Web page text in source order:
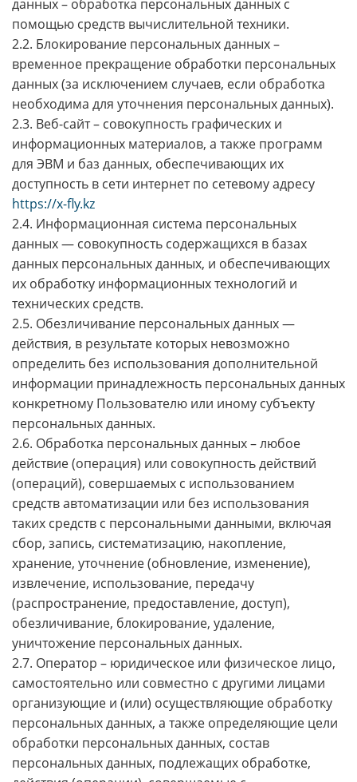
данных – обработка персональных данных с
помощью средств вычислительной техники.
2.2. Блокирование персональных данных –
временное прекращение обработки персональных
данных (за исключением случаев, если обработка
необходима для уточнения персональных данных).
2.3. Веб-сайт – совокупность графических и
информационных материалов, а также программ
для ЭВМ и баз данных, обеспечивающих их
доступность в сети интернет по сетевому адресу
https://x-fly.kz
2.4. Информационная система персональных
данных — совокупность содержащихся в базах
данных персональных данных, и обеспечивающих
их обработку информационных технологий и
технических средств.
2.5. Обезличивание персональных данных —
действия, в результате которых невозможно
определить без использования дополнительной
информации принадлежность персональных данных
конкретному Пользователю или иному субъекту
персональных данных.
2.6. Обработка персональных данных – любое
действие (операция) или совокупность действий
(операций), совершаемых с использованием
средств автоматизации или без использования
таких средств с персональными данными, включая
сбор, запись, систематизацию, накопление,
хранение, уточнение (обновление, изменение),
извлечение, использование, передачу
(распространение, предоставление, доступ),
обезличивание, блокирование, удаление,
уничтожение персональных данных.
2.7. Оператор – юридическое или физическое лицо,
самостоятельно или совместно с другими лицами
организующие и (или) осуществляющие обработку
персональных данных, а также определяющие цели
обработки персональных данных, состав
персональных данных, подлежащих обработке,